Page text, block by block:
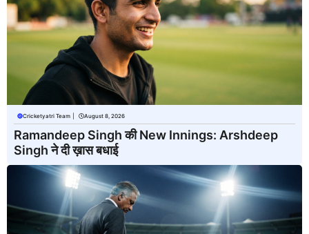
Cricketyatri Team August 8, 2026
Ramandeep Singh की New Innings: Arshdeep
Singh ने दी ख़ास बधाई